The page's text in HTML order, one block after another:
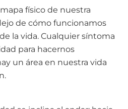
físico de nuestra
de cómo funcionamos
la vida. Cualquier síntoma
para hacernos
un área en nuestra vida